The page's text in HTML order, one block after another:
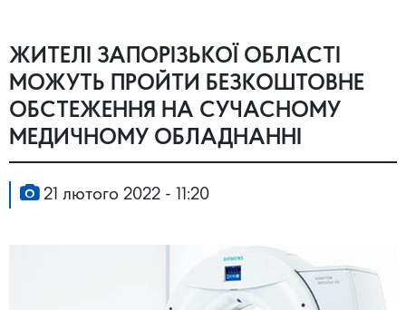
ЖИТЕЛІ ЗАПОРІЗЬКОЇ ОБЛАСТІ
МОЖУТЬ ПРОЙТИ БЕЗКОШТОВНЕ
ОБСТЕЖЕННЯ НА СУЧАСНОМУ
МЕДИЧНОМУ ОБЛАДНАННІ
21 лютого 2022 - 11:20